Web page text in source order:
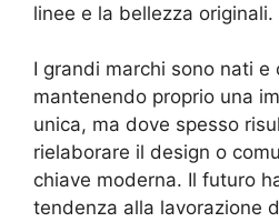
linee e la bellezza originali.
I grandi marchi sono nati e
mantenendo proprio una
unica, ma dove spesso
rielaborare il design o
chiave moderna. Il futuro
tendenza alla lavorazione